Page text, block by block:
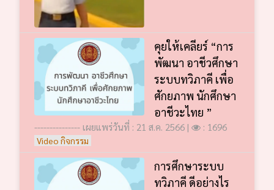
คุยให้เคลียร์ “การ
พัฒนา อาชีวศึกษา
ระบบทวิภาคี เพื่อ
ศักยภาพ นักศึกษา
อาชีวะไทย ”
--------------- เผยแพร่วันที่ : 21 ส.ค. 2566 | : 1696
Video กิจกรรม
การศึกษาระบบ
ทวิภาคี ดีอย่างไร